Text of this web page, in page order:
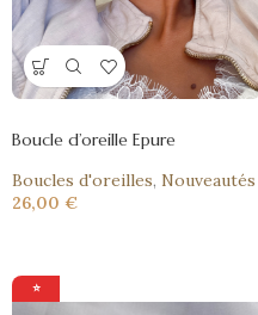
Boucle d’oreille Epure
Boucles d'oreilles, Nouveautés
26,00 €
⭐